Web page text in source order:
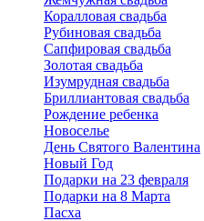
Коралловая свадьба
Рубиновая свадьба
Сапфировая свадьба
Золотая свадьба
Изумрудная свадьба
Бриллиантовая свадьба
Рождение ребенка
Новоселье
День Святого Валентина
Новый Год
Подарки на 23 февраля
Подарки на 8 Марта
Пасха